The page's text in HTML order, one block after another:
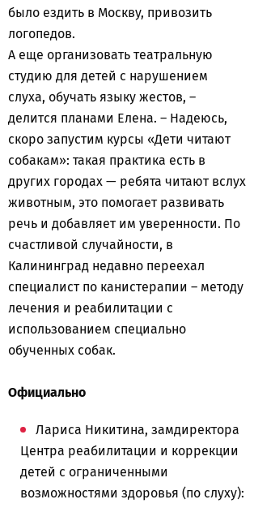
было ездить в Москву, привозить
логопедов.
А еще организовать театральную
студию для детей с нарушением
слуха, обучать языку жестов, –
делится планами Елена. – Надеюсь,
скоро запустим курсы «Дети читают
собакам»: такая практика есть в
других городах — ребята читают вслух
животным, это помогает развивать
речь и добавляет им уверенности. По
счастливой случайности, в
Калининград недавно переехал
специалист по канистерапии – методу
лечения и реабилитации с
использованием специально
обученных собак.
Официально
Лариса Никитина, замдиректора
Центра реабилитации и коррекции
детей с ограниченными
возможностями здоровья (по слуху):